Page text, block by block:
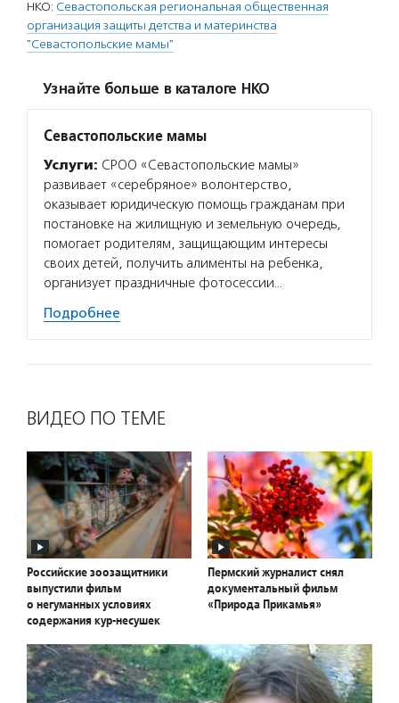
НКО: Севастопольская региональная общественная
организация защиты детства и материнства
"Севастопольские мамы"
Узнайте больше в каталоге НКО
Севастопольские мамы
Услуги: СРОО «Севастопольские мамы»
развивает «серебряное» волонтерство,
оказывает юридическую помощь гражданам при
постановке на жилищную и земельную очередь,
помогает родителям, защищающим интересы
своих детей, получить алименты на ребенка,
организует праздничные фотосессии…
Подробнее
ВИДЕО ПО ТЕМЕ
Российские зоозащитники
выпустили фильм
о негуманных условиях
содержания кур-несушек
Пермский журналист снял
документальный фильм
«Природа Прикамья»